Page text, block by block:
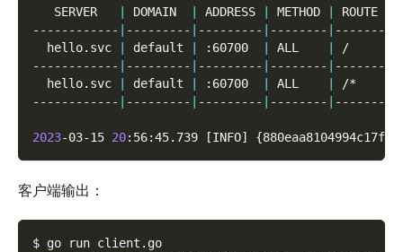
   SERVER
DOMAIN ADDRESS METHOD ROUTE
------------
--------- --------- -------- -------
  hello.svc
default :60700 ALL /
------------
--------- --------- -------- -------
  hello.svc
default :60700 ALL /*
------------
--------- --------- -------- -------
2023-03-15 20:56:45.739 [INFO] {
客户端输出：
$ go run client.go